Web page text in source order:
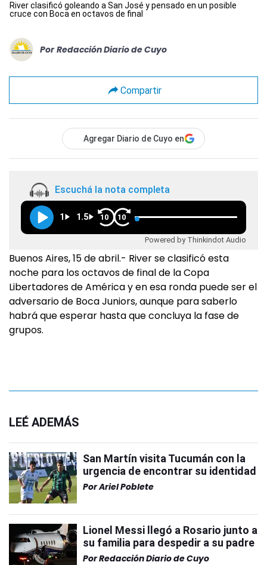
River clasificó goleando a San José y pensado en un posible
cruce con Boca en octavos de final
Por Redacción Diario de Cuyo
Compartir
Agregar Diario de Cuyo en
Escuchá la nota completa
1 1.5 10 10
Powered by Thinkindot Audio
Buenos Aires, 15 de abril.- River se clasificó esta
noche para los octavos de final de la Copa
Libertadores de América y en esa ronda puede ser el
adversario de Boca Juniors, aunque para saberlo
habrá que esperar hasta que concluya la fase de
grupos.
LEÉ ADEMÁS
San Martín visita Tucumán con la
urgencia de encontrar su identidad
PorAriel Poblete
Lionel Messi llegó a Rosario junto a
su familia para despedir a su padre
PorRedacción Diario de Cuyo